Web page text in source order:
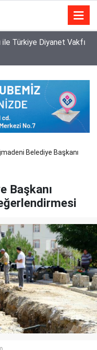
ile Türkiye Diyanet Vakfı
Belediye Başkanı
Başkanı